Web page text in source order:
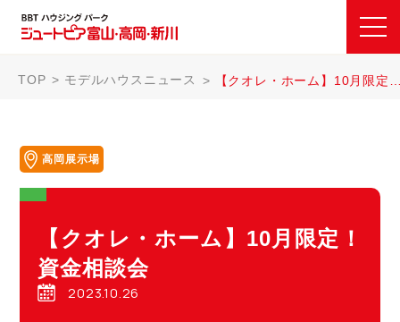
TOP モデルハウスニュース 【クオレ・ホーム】10月限定！資金相談会
高岡展示場
【クオレ・ホーム】10月限定！
資金相談会
2023.10.26